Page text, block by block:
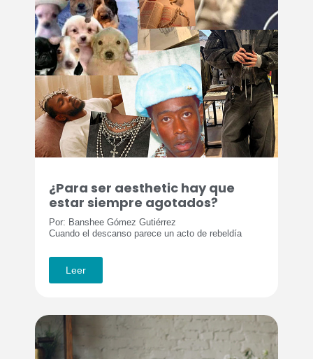
¿Para ser aesthetic hay que
estar siempre agotados?
Por: Banshee Gómez Gutiérrez
Cuando el descanso parece un acto de rebeldía
Leer